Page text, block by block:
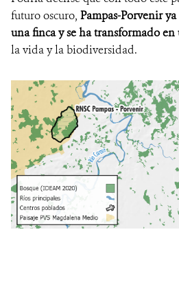
futuro oscuro, Pampas-Porvenir
una finca y se ha transformado en
la vida y la biodiversidad.